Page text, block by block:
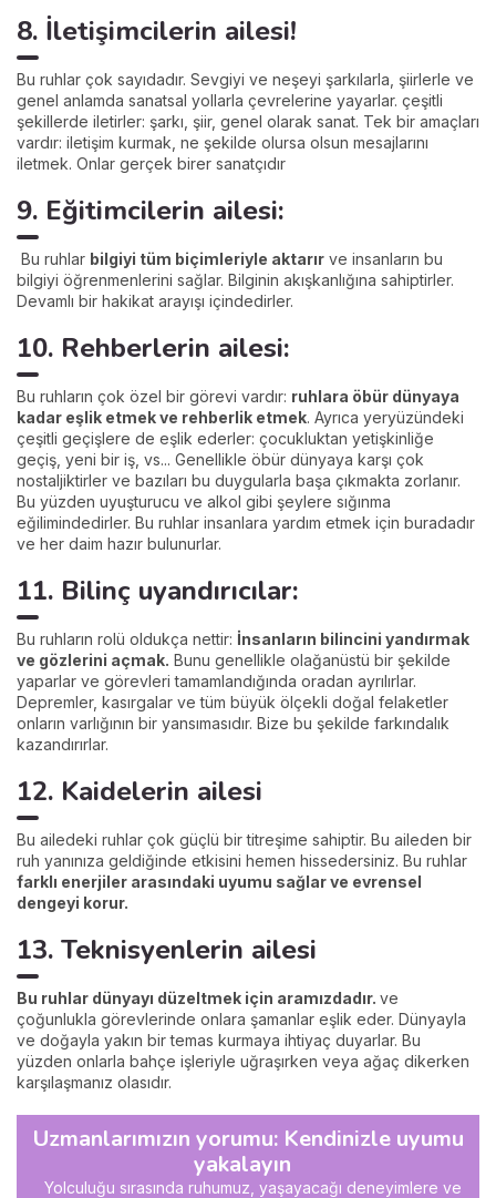
8. İletişimcilerin ailesi!
Bu ruhlar çok sayıdadır. Sevgiyi ve neşeyi şarkılarla, şiirlerle ve
genel anlamda sanatsal yollarla çevrelerine yayarlar. çeşitli
şekillerde iletirler: şarkı, şiir, genel olarak sanat. Tek bir amaçları
vardır: iletişim kurmak, ne şekilde olursa olsun mesajlarını
iletmek. Onlar gerçek birer sanatçıdır
9. Eğitimcilerin ailesi:
Bu ruhlar bilgiyi tüm biçimleriyle aktarır ve insanların bu
bilgiyi öğrenmenlerini sağlar. Bilginin akışkanlığına sahiptirler.
Devamlı bir hakikat arayışı içindedirler.
10. Rehberlerin ailesi:
Bu ruhların çok özel bir görevi vardır: ruhlara öbür dünyaya
kadar eşlik etmek ve rehberlik etmek. Ayrıca yeryüzündeki
çeşitli geçişlere de eşlik ederler: çocukluktan yetişkinliğe
geçiş, yeni bir iş, vs... Genellikle öbür dünyaya karşı çok
nostaljiktirler ve bazıları bu duygularla başa çıkmakta zorlanır.
Bu yüzden uyuşturucu ve alkol gibi şeylere sığınma
eğilimindedirler. Bu ruhlar insanlara yardım etmek için buradadır
ve her daim hazır bulunurlar.
11. Bilinç uyandırıcılar:
Bu ruhların rolü oldukça nettir: İnsanların bilincini yandırmak
ve gözlerini açmak. Bunu genellikle olağanüstü bir şekilde
yaparlar ve görevleri tamamlandığında oradan ayrılırlar.
Depremler, kasırgalar ve tüm büyük ölçekli doğal felaketler
onların varlığının bir yansımasıdır. Bize bu şekilde farkındalık
kazandırırlar.
12. Kaidelerin ailesi
Bu ailedeki ruhlar çok güçlü bir titreşime sahiptir. Bu aileden bir
ruh yanınıza geldiğinde etkisini hemen hissedersiniz. Bu ruhlar
farklı enerjiler arasındaki uyumu sağlar ve evrensel
dengeyi korur.
13. Teknisyenlerin ailesi
Bu ruhlar dünyayı düzeltmek için aramızdadır. ve
çoğunlukla görevlerinde onlara şamanlar eşlik eder. Dünyayla
ve doğayla yakın bir temas kurmaya ihtiyaç duyarlar. Bu
yüzden onlarla bahçe işleriyle uğraşırken veya ağaç dikerken
karşılaşmanız olasıdır.
Uzmanlarımızın yorumu: Kendinizle uyumu
yakalayın
Yolculuğu sırasında ruhumuz, yaşayacağı deneyimlere ve